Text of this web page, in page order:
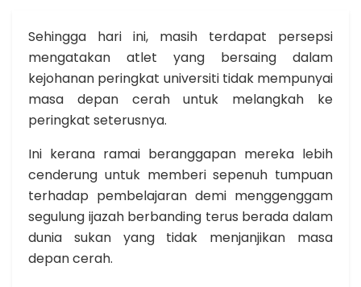
Sehingga hari ini, masih terdapat persepsi
mengatakan atlet yang bersaing dalam
kejohanan peringkat universiti tidak mempunyai
masa depan cerah untuk melangkah ke
peringkat seterusnya.
Ini kerana ramai beranggapan mereka lebih
cenderung untuk memberi sepenuh tumpuan
terhadap pembelajaran demi menggenggam
segulung ijazah berbanding terus berada dalam
dunia sukan yang tidak menjanjikan masa
depan cerah.